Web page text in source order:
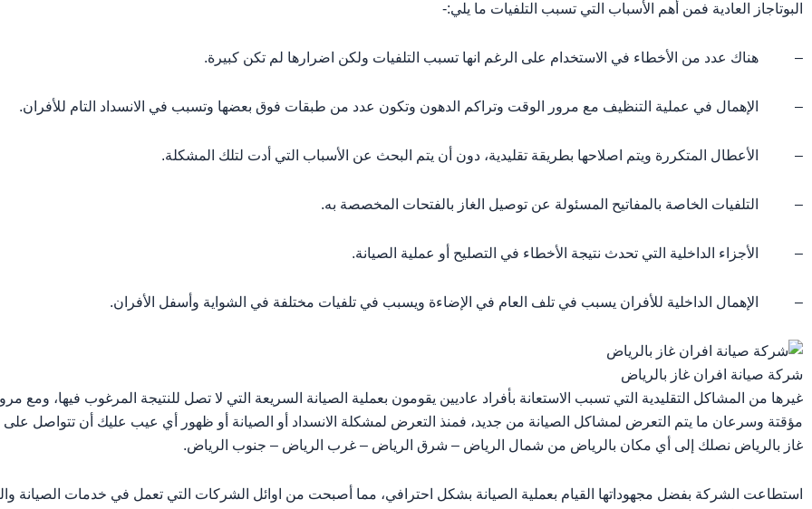
البوتاجاز العادية فمن أهم الأسباب التي تسبب التلفيات ما يلي:-
– هناك عدد من الأخطاء في الاستخدام على الرغم انها تسبب التلفيات ولكن اضرارها لم تكن كبيرة.
– الإهمال في عملية التنظيف مع مرور الوقت وتراكم الدهون وتكون عدد من طبقات فوق بعضها وتسبب في الانسداد التام للأفران.
– الأعطال المتكررة ويتم اصلاحها بطريقة تقليدية، دون أن يتم البحث عن الأسباب التي أدت لتلك المشكلة.
– التلفيات الخاصة بالمفاتيح المسئولة عن توصيل الغاز بالفتحات المخصصة به.
– الأجزاء الداخلية التي تحدث نتيجة الأخطاء في التصليح أو عملية الصيانة.
– الإهمال الداخلية للأفران يسبب في تلف العام في الإضاءة ويسبب في تلفيات مختلفة في الشواية وأسفل الأفران.
شركة صيانة افران غاز بالرياض
غيرها من المشاكل التقليدية التي تسبب الاستعانة بأفراد عاديين يقومون بعملية الصيانة السريعة التي لا تصل للنتيجة المرغوب فيها، ومع
مؤقتة وسرعان ما يتم التعرض لمشاكل الصيانة من جديد، فمنذ التعرض لمشكلة الانسداد أو الصيانة أو ظهور أي عيب عليك أن تتواصل
غاز بالرياض نصلك إلى أي مكان بالرياض من شمال الرياض – شرق الرياض – غرب الرياض – جنوب الرياض.
استطاعت الشركة بفضل مجهوداتها القيام بعملية الصيانة بشكل احترافي، مما أصبحت من اوائل الشركات التي تعمل في خدمات الصيانة